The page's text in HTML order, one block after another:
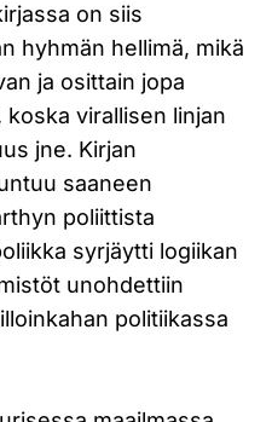
on siis
hyhmän hellimä, mikä
ja osittain jopa
virallisen linjan
jne. Kirjan
saaneen
poliittista
syrjäytti logiikan
unohdettiin
politiikassa